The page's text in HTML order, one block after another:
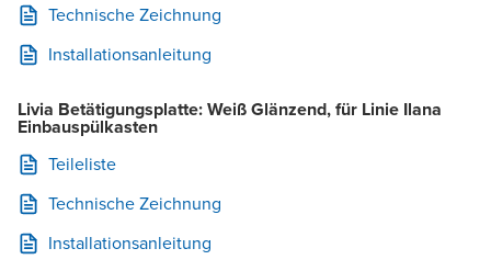
Technische Zeichnung
Installationsanleitung
Livia Betätigungsplatte: Weiß Glänzend, für Linie Ilana
Einbauspülkasten
Teileliste
Technische Zeichnung
Installationsanleitung